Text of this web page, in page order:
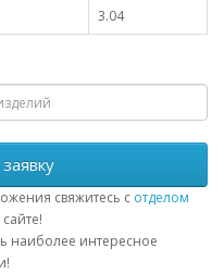
3.04
свяжитесь с отделом
наиболее интересное